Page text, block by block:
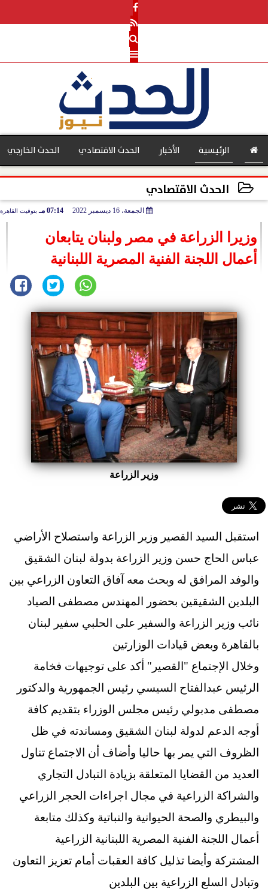
الرئيسية الأخبار الحدث الاقتصادي
بنوك
الحدث الخارجي
الحدث الاقتصادي
الجمعة، 16 ديسمبر 2022 07:14 مـ بتوقيت القاهرة
وزيرا الزراعة في مصر ولبنان يتابعان
أعمال اللجنة الفنية المصرية اللبنانية
وزير الزراعة
استقبل السيد القصير وزير الزراعة واستصلاح الأراضي
عباس الحاج حسن وزير الزراعة بدولة لبنان الشقيق
والوفد المرافق له وبحث معه آفاق التعاون الزراعي بين
البلدين الشقيقين بحضور المهندس مصطفى الصياد
نائب وزير الزراعة والسفير على الحلبي سفير لبنان
بالقاهرة وبعض قيادات الوزارتين
وخلال الإجتماع "القصير" أكد على توجيهات فخامة
الرئيس عبدالفتاح السيسي رئيس الجمهورية والدكتور
مصطفى مدبولي رئيس مجلس الوزراء بتقديم كافة
أوجه الدعم لدولة لبنان الشقيق ومساندته في ظل
الظروف التي يمر بها حاليا وأضاف أن الاجتماع تناول
العديد من القضايا المتعلقة بزيادة التبادل التجاري
والشراكة الزراعية في مجال اجراءات الحجر الزراعي
والبيطري والصحة الحيوانية والنباتية وكذلك متابعة
أعمال اللجنة الفنية المصرية اللبنانية الزراعية
المشتركة وأيضا تذليل كافة العقبات أمام تعزيز التعاون
وتبادل السلع الزراعية بين البلدين